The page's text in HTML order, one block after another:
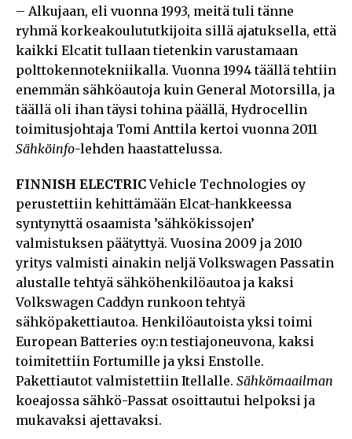
– Alkujaan, eli vuonna 1993, meitä tuli tänne
ryhmä korkeakoulututkijoita sillä ajatuksella, että
kaikki Elcatit tullaan tietenkin varustamaan
polttokennotekniikalla. Vuonna 1994 täällä tehtiin
enemmän sähköautoja kuin General Motorsilla, ja
täällä oli ihan täysi tohina päällä, Hydrocellin
toimitusjohtaja Tomi Anttila kertoi vuonna 2011
Sähköinfo-lehden haastattelussa.
FINNISH ELECTRICVehicle Technologies oy
perustettiin kehittämään Elcat-hankkeessa
syntynyttä osaamista ’sähkökissojen’
valmistuksen päätyttyä. Vuosina 2009 ja 2010
yritys valmisti ainakin neljä Volkswagen Passatin
alustalle tehtyä sähköhenkilöautoa ja kaksi
Volkswagen Caddyn runkoon tehtyä
sähköpakettiautoa. Henkilöautoista yksi toimi
European Batteries oy:n testiajoneuvona, kaksi
toimitettiin Fortumille ja yksi Enstolle.
Pakettiautot valmistettiin Itellalle. Sähkömaailman
koeajossa sähkö-Passat osoittautui helpoksi ja
mukavaksi ajettavaksi.